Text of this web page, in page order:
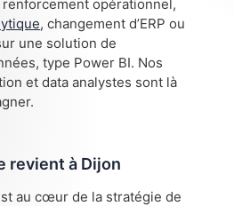
opérationnel,
, changement d’ERP ou
une solution de
type Power BI. Nos
et data analystes sont là
revient à Dijon
au cœur de la stratégie de